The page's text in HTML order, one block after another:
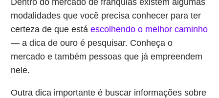
Dentro do mercado de franquias existem algumas
modalidades que você precisa conhecer para ter
certeza de que estáescolhendo o melhor caminho
— a dica de ouro é pesquisar. Conheça o
mercado e também pessoas que já empreendem
nele.
Outra dica importante é buscar informações sobre